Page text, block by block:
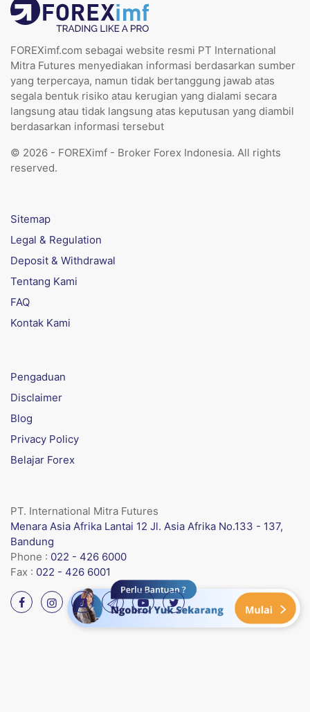
FOREXimf.com sebagai website resmi PT International
Mitra Futures menyediakan informasi berdasarkan sumber
yang terpercaya, namun tidak bertanggung jawab atas
segala bentuk risiko atau kerugian yang dialami secara
langsung atau tidak langsung atas keputusan yang diambil
berdasarkan informasi tersebut
© 2026 - FOREXimf - Broker Forex Indonesia. All rights
reserved.
Sitemap
Legal & Regulation
Deposit & Withdrawal
Tentang Kami
FAQ
Kontak Kami
Pengaduan
Disclaimer
Blog
Privacy Policy
Belajar Forex
PT. International Mitra Futures
Menara Asia Afrika Lantai 12 Jl. Asia Afrika No.133 - 137,
Bandung
Phone : 022 - 426 6000
Fax : 022 - 426 6001